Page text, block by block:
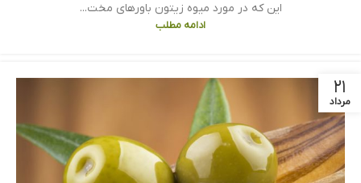
این که در مورد میوه زیتون باورهای مخت...
ادامه مطلب
۲۱
مرداد